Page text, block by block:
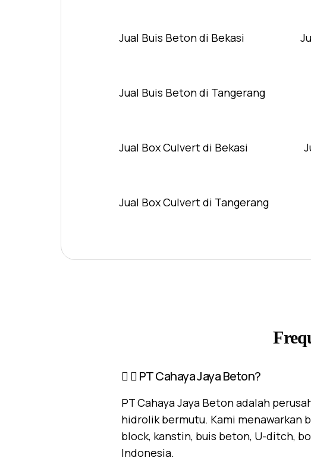
Jual Buis Beton di Bekasi
Jual Buis Beton di Tangerang
Jual Box Culvert di Bekasi
Jual Box Culvert di Tangerang
PT Cahaya Jaya Beton?
PT Cahaya Jaya Beton adalah
hidrolik bermutu. Kami menawarkan
block, kanstin, buis beton, U-ditch,
Indonesia.